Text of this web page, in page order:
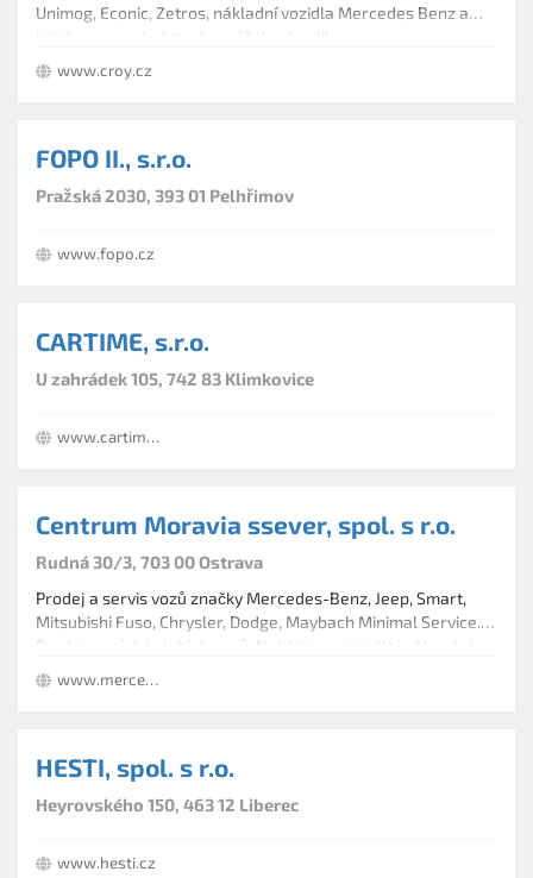
Unimog, Econic, Zetros, nákladní vozidla Mercedes Benz a
jejich pracovní nástavby a účelové aplikace.
www.croy.cz
FOPO II., s.r.o.
Pražská 2030, 393 01 Pelhřimov
www.fopo.cz
CARTIME, s.r.o.
U zahrádek 105, 742 83 Klimkovice
www.cartime.eu
Centrum Moravia ssever, spol. s r.o.
Rudná 30/3, 703 00 Ostrava
Prodej a servis vozů značky Mercedes-Benz, Jeep, Smart,
Mitsubishi Fuso, Chrysler, Dodge, Maybach Minimal Service.
Prodej nových i ojetých vozů. Nabízíme originální náhradní
díly a příslušenství, cejchování tachografů, měření emisí a
ruční mytí vozidel.
www.mercedes-moravia.cz
HESTI, spol. s r.o.
Heyrovského 150, 463 12 Liberec
www.hesti.cz